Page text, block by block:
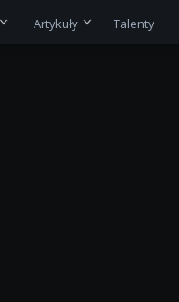
Artykuły Talenty